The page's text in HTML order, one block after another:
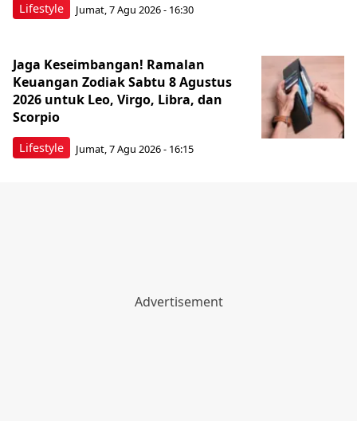
Lifestyle Jumat, 7 Agu 2026 - 16:30
Lifestyle
Jaga Keseimbangan! Ramalan
Keuangan Zodiak Sabtu 8 Agustus
2026 untuk Leo, Virgo, Libra, dan
Scorpio
Jumat, 7 Agu 2026 - 16:15